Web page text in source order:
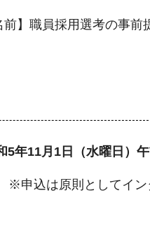
職員採用選考の事前
5年11月1日（水曜日
※申込は原則としてイン